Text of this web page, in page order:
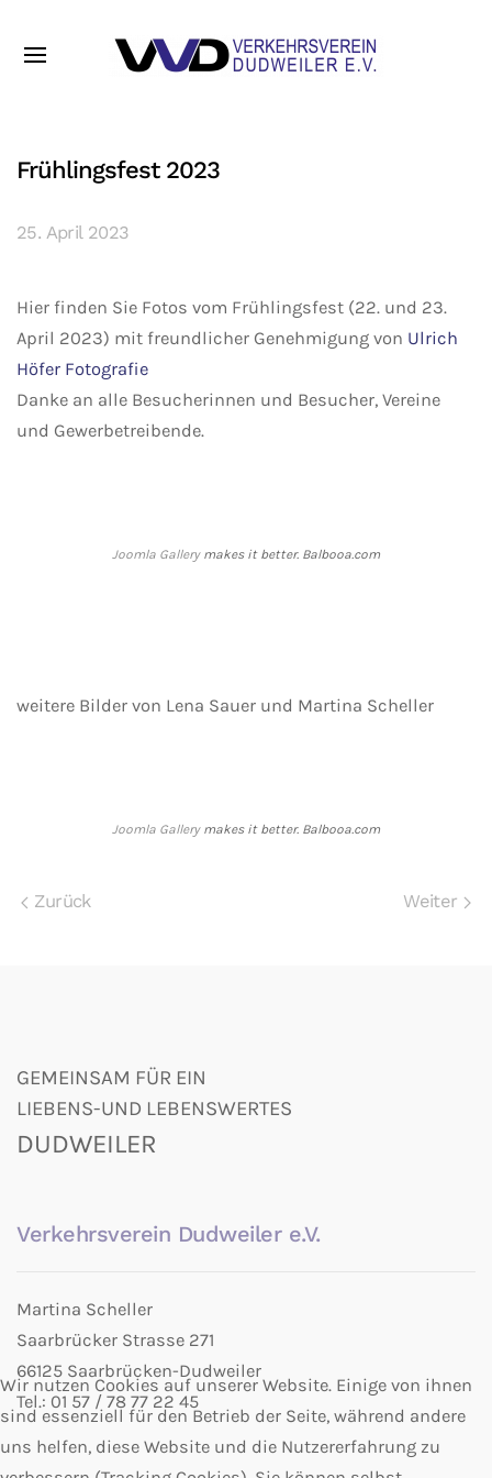
Frühlingsfest 2023
25. April 2023
Hier finden Sie Fotos vom Frühlingsfest (22. und 23.
April 2023) mit freundlicher Genehmigung von Ulrich
Höfer Fotografie
Danke an alle Besucherinnen und Besucher, Vereine
und Gewerbetreibende.
Joomla Gallerymakes it better. Balbooa.com
weitere Bilder von Lena Sauer und Martina Scheller
Joomla Gallerymakes it better. Balbooa.com
Zurück Weiter
GEMEINSAM FÜR EIN
LIEBENS-UND LEBENSWERTES
DUDWEILER
Verkehrsverein Dudweiler e.V.
Martina Scheller
Saarbrücker Strasse 271
66125 Saarbrücken-Dudweiler
Tel.: 01 57 / 78 77 22 45
Wir nutzen Cookies auf unserer Website. Einige von ihnen
sind essenziell für den Betrieb der Seite, während andere
uns helfen, diese Website und die Nutzererfahrung zu